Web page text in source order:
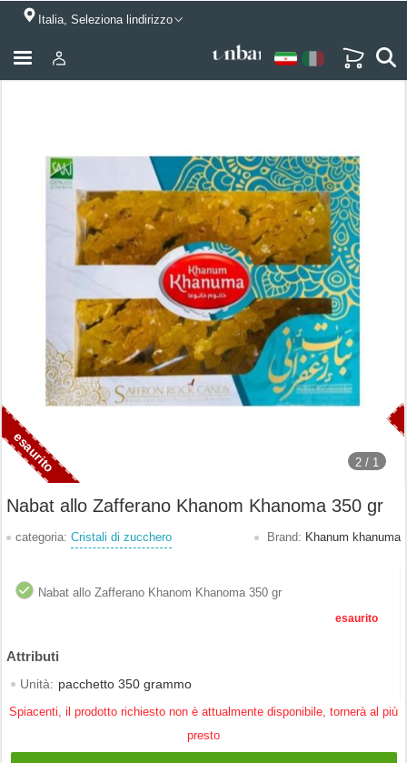
Italia, Seleziona lindirizzo
2 / 1
Nabat allo Zafferano Khanom Khanoma 350 gr
categoria: Cristali di zucchero Brand: Khanum khanuma
Nabat allo Zafferano Khanom Khanoma 350 gr
esaurito
Unità: pacchetto 350 grammo
Spiacenti, il prodotto richiesto non è attualmente disponibile, tornerà al più
presto